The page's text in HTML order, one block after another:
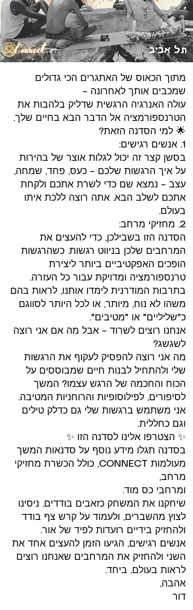
מתוך הכאוס של האתגרים הכי גדולים
שמכבים אותך לאחרונה –
עולה האנרגיה הרגשית שדליק בלהבות את
הטרנספורמציה אל הדבר הבא בחיים שלך.
🌟 למי הסדנה הזאת?
1. אנשים רגישים:
בסשן קצר זה יכול לגלות אוצר של בהירות
על איך הרגשות שלכם – כעס, פחד, שמחה,
עצב – נמצא שם כדי לשרת אתכם ולקחת
אתכם לשלב הבא. אתה רוצה ללכת איתו
בעולם.
2. מחזיקי מרחב:
הסדנה הזו בשבילכן, כדי להעצים את
המרחבים שלכן בניווט רגשות. כשהרגשות
הופכים האפקטיביים ביותר ליצירת
טרנספורמציה ומדויקת עבור כל העזרה.
בתרבות המודרנית לימדו אותנו, לראות בהם
משהו לא נוח, מיותר, או לכל היותר לסווגם
כ"שליליים" או "מטיבים".
אנחנו רוצים לשרוד – אבל מה אם אני רוצה
לשגשג?
מה אני רוצה להפסיק לעקוף את הרגשות
שלי ולהתחיל לבנות חיים שמבוססים על
הכוח והחכמה של הרגש עצמו? המשך
לסיפורים, לפילוסופיות והרוחניות המטיבה.
אני משתמש ברגשות שלי גם כדלק טילים
וגם כחללית.
✨ הצטרפו אלינו לסדנה הזו ✨
בסדנה תגלו מידע נוסף על סדנאות המשך
מעולמות CONNECT, כולל הכשרת מחזיקי
מרחב,
ומרחבי כס מוד.
שיחקנו את המשחק כזאבים בודדים. ניסינו
לצוץ מהשברים, ולעמוד על קרש צף בודד
ולהחזיק בידיים רועדות לפיד של אור.
אנשים רגישים, הגיעו הזמן להעצים אחד את
השני ולהחזיק את המרחבים שאנחנו רוצים
לראות בעולם, ביחד.
אהבה,
דור